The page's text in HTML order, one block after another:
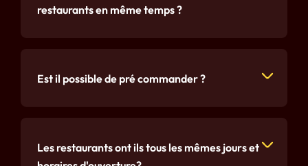
restaurants en même temps ?
Est il possible de pré commander ?
Les restaurants ont ils tous les mêmes jours et